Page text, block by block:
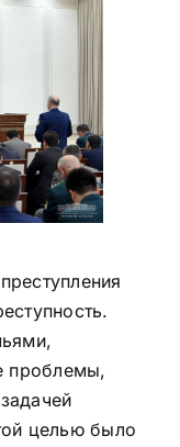
проблемы,
целью было